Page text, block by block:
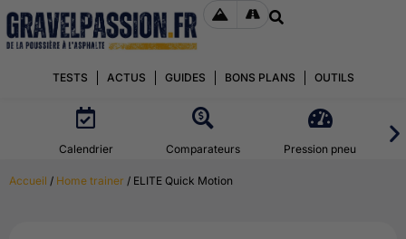
TESTS ACTUS GUIDES BONS PLANS OUTILS
Calendrier Comparateurs Pression pneu
Accueil / Home trainer / ELITE Quick Motion